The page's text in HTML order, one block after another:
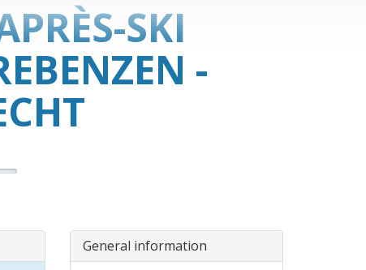
SKI
-
General information